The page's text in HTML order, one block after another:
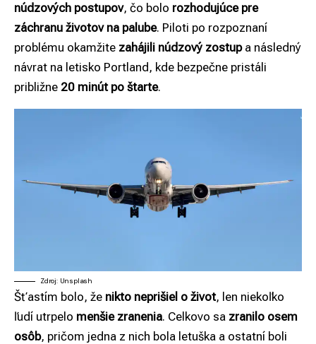
núdzových postupov, čo bolo rozhodujúce pre
záchranu životov na palube. Piloti po rozpoznaní
problému okamžite zahájili núdzový zostupa následný
návrat na letisko Portland, kde bezpečne pristáli
približne 20 minút po štarte.
Zdroj: Unsplash
Šťastím bolo, že nikto neprišiel o život, len niekoľko
ľudí utrpelo menšie zranenia. Celkovo sa zranilo osem
osôb, pričom jedna z nich bola letuška a ostatní boli